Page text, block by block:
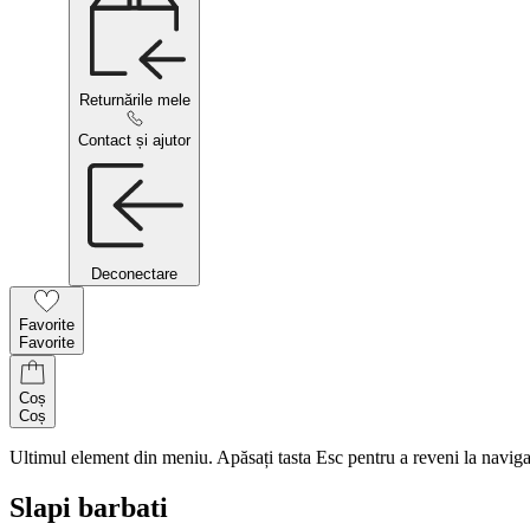
Returnările mele
Contact și ajutor
Deconectare
Favorite
Favorite
Coș
Coș
Ultimul element din meniu. Apăsați tasta Esc pentru a reveni la
Slapi barbati